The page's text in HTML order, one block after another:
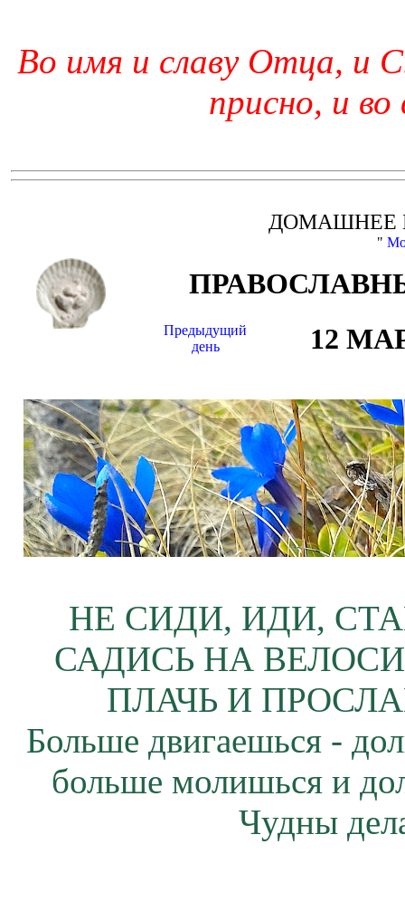
Во имя и славу Отца, и
присно, и во
ДОМАШНЕЕ
"
Предыдущий
день
12
НЕ СИДИ, ИДИ,
САДИСЬ НА
ПЛАЧЬ И
Больше двигаешься -
больше молишься и
Чудны